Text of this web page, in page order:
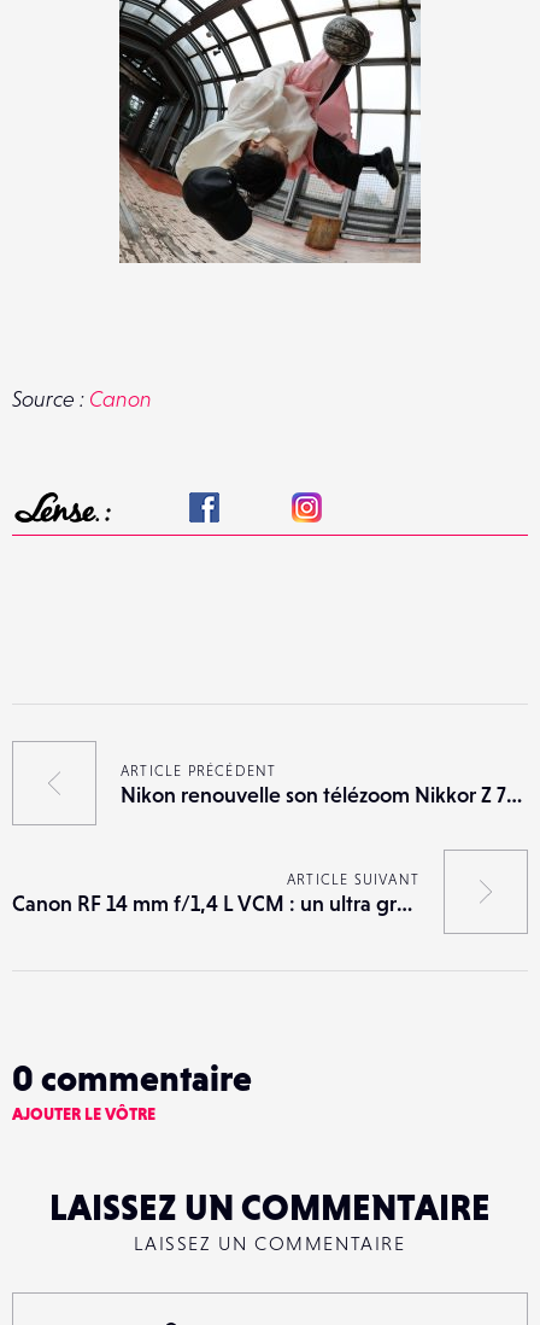
Source : Canon
ARTICLE PRÉCÉDENT
Nikon renouvelle son télézoom Nikkor Z 70-200 mm f/2,8 VR S II
ARTICLE SUIVANT
Canon RF 14 mm f/1,4 L VCM : un ultra grand-angle à grande ouverture taillé pour l’astrophotographie et l’architecture
0 commentaire
AJOUTER LE VÔTRE
LAISSEZ UN COMMENTAIRE
LAISSEZ UN COMMENTAIRE